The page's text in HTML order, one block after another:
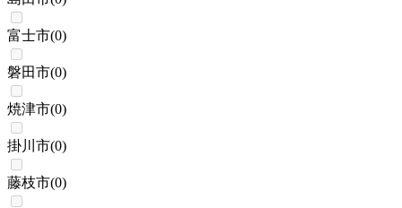
富士市(0)
磐田市(0)
焼津市(0)
掛川市(0)
藤枝市(0)